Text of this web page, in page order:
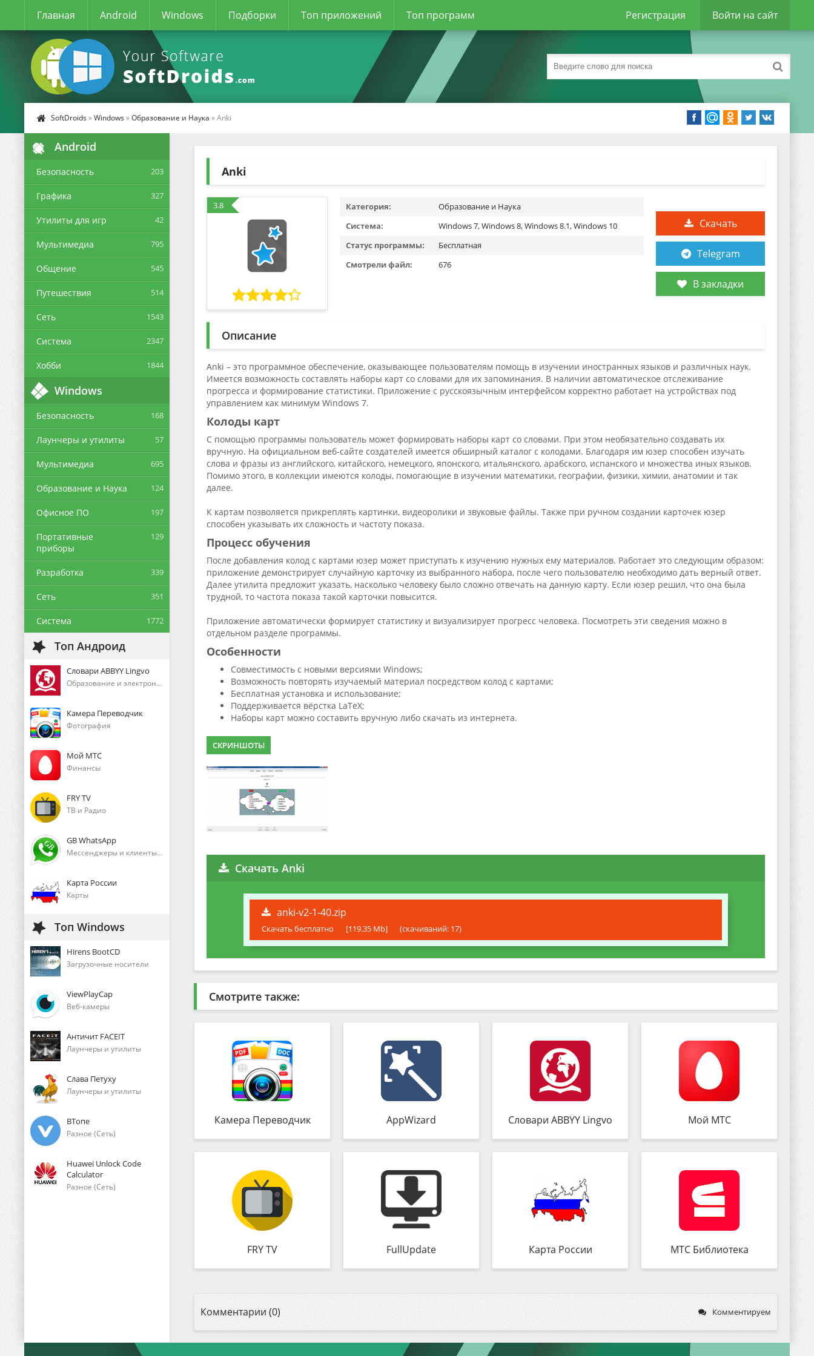
Главная Android Windows Подборки Топ приложений Топ программ Регистрация Войти на сайт
SoftDroids »Windows »Образование и Наука » Anki
Android
Безопасность 203
Графика 327
Утилиты для игр 42
Мультимедиа 795
Общение 545
Путешествия 514
Сеть 1543
Система 2347
Хобби 1844
Windows
Безопасность 168
Лаунчеры и утилиты 57
Мультимедиа 695
Образование и Наука 124
Офисное ПО 197
Портативные
приборы
129
Разработка 339
Сеть 351
Система 1772
Топ Андроид
Словари ABBYY Lingvo
Образование и электронные книги
Камера Переводчик
Фотография
Мой МТС
Финансы
FRY TV
ТВ и Радио
GB WhatsApp
Мессенджеры и клиенты голосового общения
Карта России
Карты
Топ Windows
Hirens BootCD
Загрузочные носители
ViewPlayCap
Веб-камеры
Античит FACEIT
Лаунчеры и утилиты
Слава Петуху
Лаунчеры и утилиты
ВТопе
Разное (Сеть)
Huawei Unlock Code
Calculator
Разное (Сеть)
Anki
3.8
Скачать
Telegram
В закладки
Категория:
Образование и Наука
Система:
Windows 7, Windows 8, Windows 8.1, Windows 10
Статус программы:
Бесплатная
Смотрели файл:
676
Описание
Anki – это программное обеспечение, оказывающее пользователям помощь в изучении иностранных языков и различных наук.
Имеется возможность составлять наборы карт со словами для их запоминания. В наличии автоматическое отслеживание
прогресса и формирование статистики. Приложение с русскоязычным интерфейсом корректно работает на устройствах под
управлением как минимум Windows 7.
Колоды карт
С помощью программы пользователь может формировать наборы карт со словами. При этом необязательно создавать их
вручную. На официальном веб-сайте создателей имеется обширный каталог с колодами. Благодаря им юзер способен изучать
слова и фразы из английского, китайского, немецкого, японского, итальянского, арабского, испанского и множества иных языков.
Помимо этого, в коллекции имеются колоды, помогающие в изучении математики, географии, физики, химии, анатомии и так
далее.
К картам позволяется прикреплять картинки, видеоролики и звуковые файлы. Также при ручном создании карточек юзер
способен указывать их сложность и частоту показа.
Процесс обучения
После добавления колод с картами юзер может приступать к изучению нужных ему материалов. Работает это следующим образом:
приложение демонстрирует случайную карточку из выбранного набора, после чего пользователю необходимо дать верный ответ.
Далее утилита предложит указать, насколько человеку было сложно отвечать на данную карту. Если юзер решил, что она была
трудной, то частота показа такой карточки повысится.
Приложение автоматически формирует статистику и визуализирует прогресс человека. Посмотреть эти сведения можно в
отдельном разделе программы.
Особенности
Совместимость с новыми версиями Windows;
Возможность повторять изучаемый материал посредством колод с картами;
Бесплатная установка и использование;
Поддерживается вёрстка LaTeX;
Наборы карт можно составить вручную либо скачать из интернета.
СКРИНШОТЫ
Скачать Anki
anki-v2-1-40.zip
Скачать бесплатно [119.35 Mb] (cкачиваний: 17)
Смотрите также:
Камера Переводчик AppWizard Словари ABBYY Lingvo Мой МТС
FRY TV FullUpdate Карта России МТС Библиотека
Комментарии (0) Комментируем